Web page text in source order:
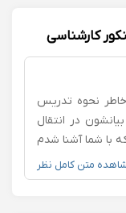
کارشناسی
خاطر نحوه تدریس
در انتقال
با شما آشنا شدم
به خاطر
دادید .تا قبل از
متن کامل نظر